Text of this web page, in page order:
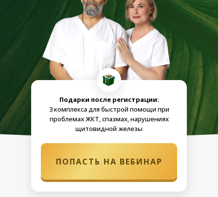
Подарки после регистрации:
3 комплекса для быстрой помощи при
проблемах ЖКТ, спазмах, нарушениях
щитовидной железы
ПОПАСТЬ НА ВЕБИНАР